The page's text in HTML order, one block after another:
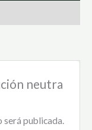
neutra
publicada.